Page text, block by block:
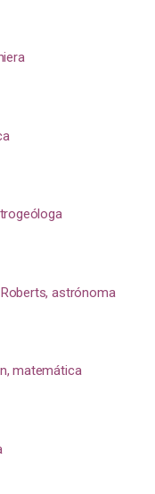
astrónoma
matemática